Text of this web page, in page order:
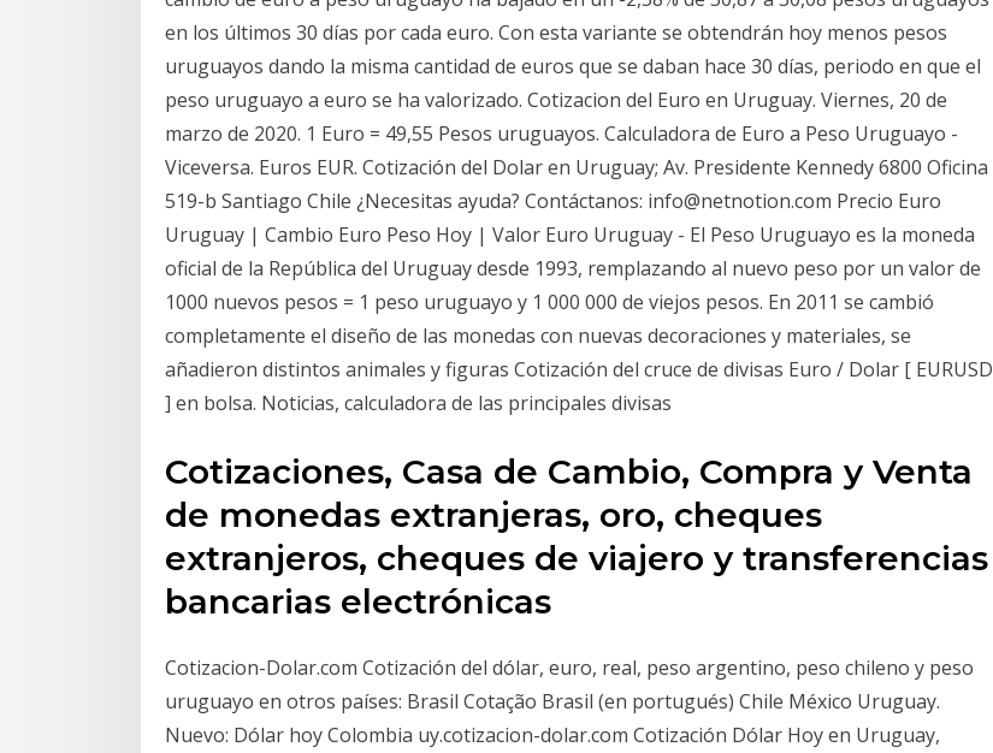
en los últimos 30 días por cada euro. Con esta variante se obtendrán hoy menos pesos
uruguayos dando la misma cantidad de euros que se daban hace 30 días, periodo en que el
peso uruguayo a euro se ha valorizado. Cotizacion del Euro en Uruguay. Viernes, 20 de
marzo de 2020. 1 Euro = 49,55 Pesos uruguayos. Calculadora de Euro a Peso Uruguayo -
Viceversa. Euros EUR. Cotización del Dolar en Uruguay; Av. Presidente Kennedy 6800 Oficina
519-b Santiago Chile ¿Necesitas ayuda? Contáctanos: info@netnotion.com Precio Euro
Uruguay | Cambio Euro Peso Hoy | Valor Euro Uruguay - El Peso Uruguayo es la moneda
oficial de la República del Uruguay desde 1993, remplazando al nuevo peso por un valor de
1000 nuevos pesos = 1 peso uruguayo y 1 000 000 de viejos pesos. En 2011 se cambió
completamente el diseño de las monedas con nuevas decoraciones y materiales, se
añadieron distintos animales y figuras Cotización del cruce de divisas Euro / Dolar [ EURUSD
] en bolsa. Noticias, calculadora de las principales divisas
Cotizaciones, Casa de Cambio, Compra y Venta
de monedas extranjeras, oro, cheques
extranjeros, cheques de viajero y transferencias
bancarias electrónicas
Cotizacion-Dolar.com Cotización del dólar, euro, real, peso argentino, peso chileno y peso
uruguayo en otros países: Brasil Cotação Brasil (en portugués) Chile México Uruguay.
Nuevo: Dólar hoy Colombia uy.cotizacion-dolar.com Cotización Dólar Hoy en Uruguay,